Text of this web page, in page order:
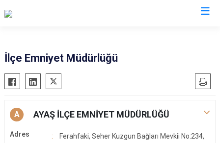
Akyurt
Altındağ
Ayaş
Bala
Beypazarı
Kahramankazan
Kızılcahamam
İlçe Emniyet Müdürlüğü
A AYAŞ İLÇE EMNİYET MÜDÜRLÜĞÜ
Adres
Ferahfaki, Seher Kuzgun Bağları Mevkii No:234,